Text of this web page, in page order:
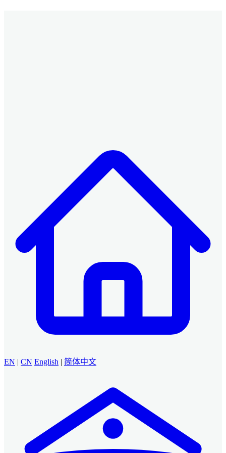
EN | CN English | 简体中文